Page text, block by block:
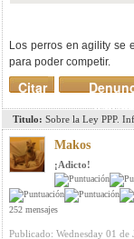
Los perros en agility se
para poder competir.
Citar
Titulo: Sobre la Ley PPP.
Makos
¡Adicto!
252 mensajes
Publicado: Wednesday 01